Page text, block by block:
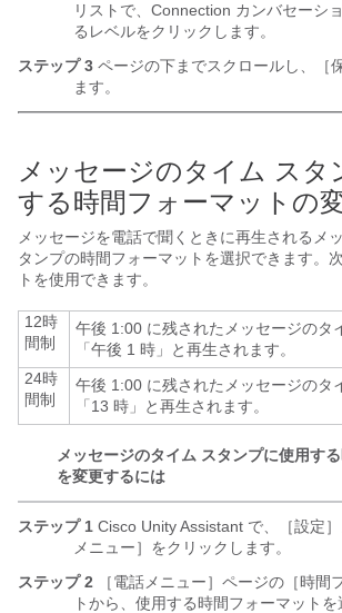
リストで、Connection カンバセーシ
るレベルをクリックします。
ステップ 3 ページの下までスクロールし、［
ます。
メッセージのタイム スタ
する時間フォーマットの
メッセージを電話で聞くときに再生されるメ
タンプの時間フォーマットを選択できます。
トを使用できます。
12時
間制
午後 1:00 に残されたメッセージのタ
「午後 1 時」と再生されます。
24時
間制
午後 1:00 に残されたメッセージのタ
「13 時」と再生されます。
メッセージのタイム スタンプに使用す
を変更するには
ステップ 1 Cisco Unity Assistant で、［設定
メニュー］をクリックします。
ステップ 2 ［電話メニュー］ページの［時間
トから、使用する時間フォーマットを